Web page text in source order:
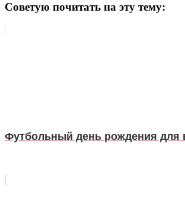
Советую почитать на эту тему:
Футбольный день рождения для